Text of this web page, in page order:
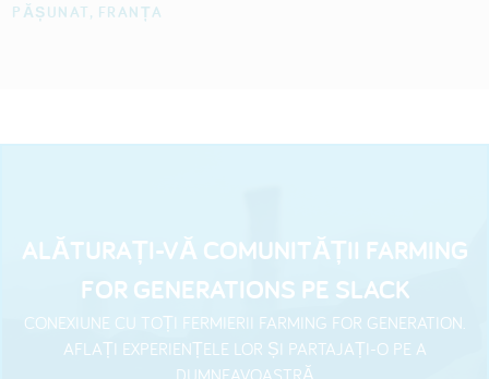
PĂȘUNAT, FRANȚA
ALĂTURAȚI-VĂ COMUNITĂȚII FARMING
FOR GENERATIONS PE SLACK
CONEXIUNE CU TOȚI FERMIERII FARMING FOR GENERATION.
AFLAȚI EXPERIENȚELE LOR ȘI PARTAJAȚI-O PE A
DUMNEAVOASTRĂ